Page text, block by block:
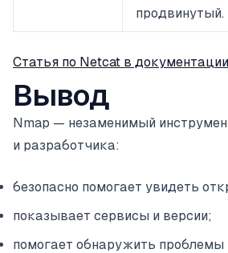
продвинутый.
Статья по Netcat в
Вывод
Nmap — незаменимый
и разработчика:
безопасно помогает увидеть
показывает сервисы и версии;
помогает обнаружить проблемы